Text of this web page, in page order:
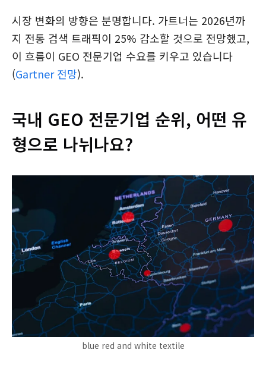
시장 변화의 방향은 분명합니다. 가트너는 2026년까
지 전통 검색 트래픽이 25% 감소할 것으로 전망했고,
이 흐름이 GEO 전문기업 수요를 키우고 있습니다
(Gartner 전망).
국내 GEO 전문기업 순위, 어떤 유
형으로 나뉘나요?
blue red and white textile